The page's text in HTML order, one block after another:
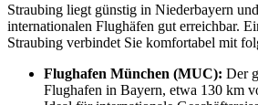
Straubing liegt günstig in Niederbayern
internationalen Flughäfen gut erreichbar.
Straubing verbindet Sie komfortabel mit
Flughafen München (MUC): Der
Flughafen in Bayern, etwa 130 km